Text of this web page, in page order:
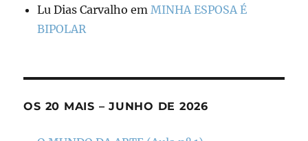
Lu Dias Carvalho emMINHA ESPOSA É
BIPOLAR
OS 20 MAIS – JUNHO DE 2026